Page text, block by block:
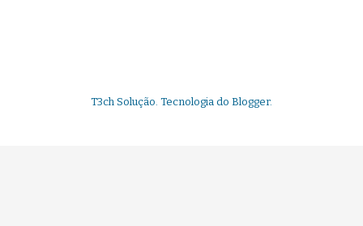
T3ch Solução. Tecnologia do Blogger.